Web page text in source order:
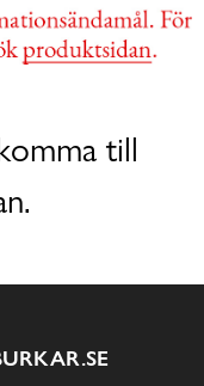
till